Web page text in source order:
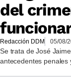
del
Redacción DDM 05/08/
Se trata de José
antecedentes penales